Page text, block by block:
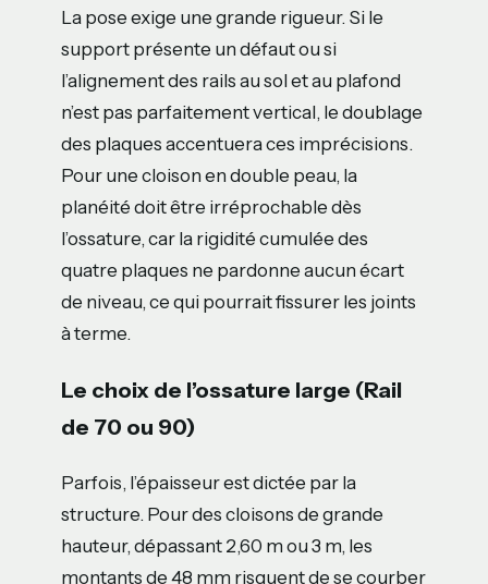
La pose exige une grande rigueur. Si le
support présente un défaut ou si
l’alignement des rails au sol et au plafond
n’est pas parfaitement vertical, le doublage
des plaques accentuera ces imprécisions.
Pour une cloison en double peau, la
planéité doit être irréprochable dès
l’ossature, car la rigidité cumulée des
quatre plaques ne pardonne aucun écart
de niveau, ce qui pourrait fissurer les joints
à terme.
Le choix de l’ossature large (Rail
de 70 ou 90)
Parfois, l’épaisseur est dictée par la
structure. Pour des cloisons de grande
hauteur, dépassant 2,60 m ou 3 m, les
montants de 48 mm risquent de se courber